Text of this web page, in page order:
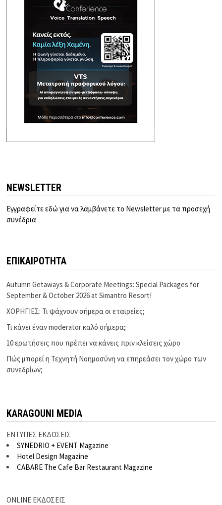
NEWSLETTER
Εγγραφείτε εδώ για να λαμβάνετε το Newsletter με τα προσεχή
συνέδρια
ΕΠΙΚΑΙΡΟΤΗΤΑ
Autumn Getaways & Corporate Meetings: Special Packages for
September & October 2026 at Simantro Resort!
ΧΟΡΗΓΙΕΣ: Τι ψάχνουν σήμερα οι εταιρείες;
Τι κάνει έναν moderator καλό σήμερα;
10 ερωτήσεις που πρέπει να κάνεις πριν κλείσεις χώρο
Πώς μπορεί η Τεχνητή Νοημοσύνη να επηρεάσει τον χώρο των
συνεδρίων;
KARAGOUNI MEDIA
ΕΝΤΥΠΕΣ ΕΚΔΟΣΕΙΣ
SYNEDRIO + EVENT Magazine
Hotel Design Magazine
CABARE The Cafe Bar Restaurant Magazine
ONLINE ΕΚΔΟΣΕΙΣ